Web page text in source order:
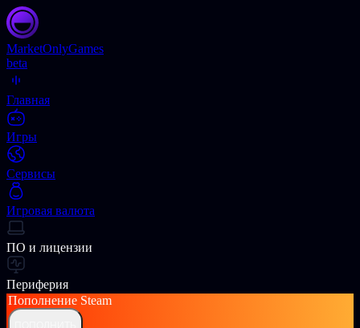
MarketOnlyGames
beta
Главная
Игры
Сервисы
Игровая валюта
ПО и лицензии
Периферия
Пополнение Steam